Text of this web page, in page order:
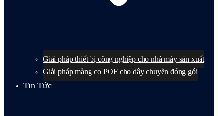
Giải pháp thiết bị công nghiệp cho nhà máy sản xuất
Giải pháp màng co POF cho dây chuyền đóng gói
Tin Tức